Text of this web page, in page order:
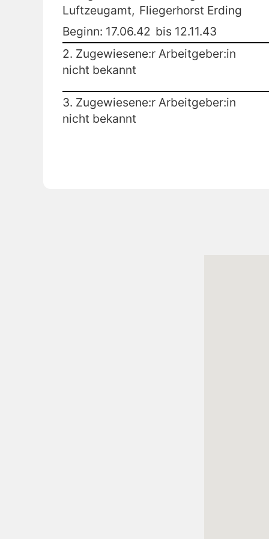
Luftzeugamt, Fliegerhorst Erding
Beginn: 17.06.42 bis 12.11.43
2. Zugewiesene:r Arbeitgeber:in
nicht bekannt
3. Zugewiesene:r Arbeitgeber:in
nicht bekannt